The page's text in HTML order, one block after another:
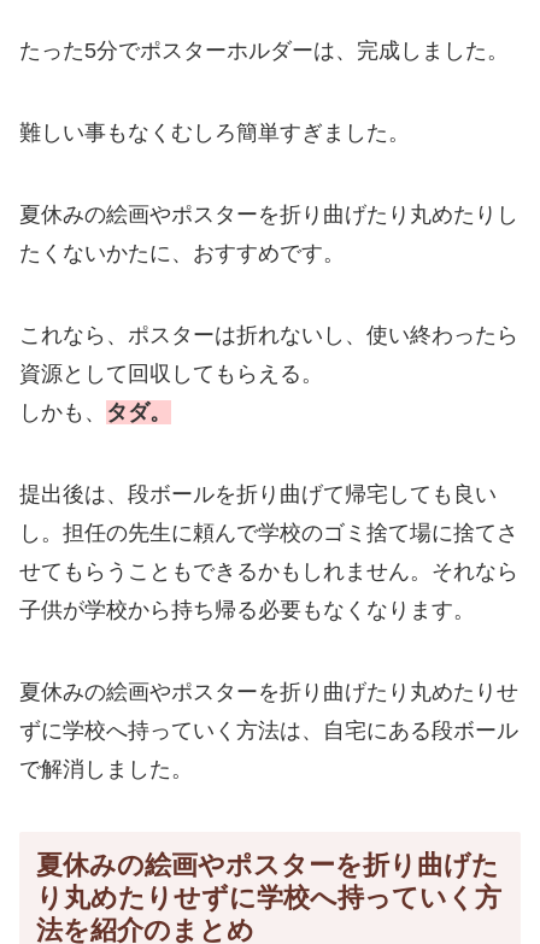
たった5分でポスターホルダーは、完成しました。
難しい事もなくむしろ簡単すぎました。
夏休みの絵画やポスターを折り曲げたり丸めたりし
たくないかたに、おすすめです。
これなら、ポスターは折れないし、使い終わったら
資源として回収してもらえる。
しかも、 タダ。
提出後は、段ボールを折り曲げて帰宅しても良い
し。担任の先生に頼んで学校のゴミ捨て場に捨てさ
せてもらうこともできるかもしれません。それなら
子供が学校から持ち帰る必要もなくなります。
夏休みの絵画やポスターを折り曲げたり丸めたりせ
ずに学校へ持っていく方法は、自宅にある段ボール
で解消しました。
夏休みの絵画やポスターを折り曲げた
り丸めたりせずに学校へ持っていく方
法を紹介のまとめ